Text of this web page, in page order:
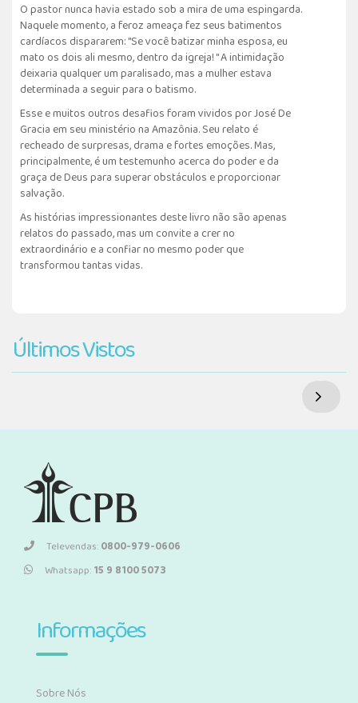
O pastor nunca havia estado sob a mira de uma espingarda.
Naquele momento, a feroz ameaça fez seus batimentos
cardíacos dispararem: "Se você batizar minha esposa, eu
mato os dois ali mesmo, dentro da igreja! " A intimidação
deixaria qualquer um paralisado, mas a mulher estava
determinada a seguir para o batismo.
Esse e muitos outros desafios foram vividos por José De
Gracia em seu ministério na Amazônia. Seu relato é
recheado de surpresas, drama e fortes emoções. Mas,
principalmente, é um testemunho acerca do poder e da
graça de Deus para superar obstáculos e proporcionar
salvação.
As histórias impressionantes deste livro não são apenas
relatos do passado, mas um convite a crer no
extraordinário e a confiar no mesmo poder que
transformou tantas vidas.
Últimos Vistos
Televendas:0800-979-0606
Whatsapp:15 9 8100 5073
Informações
Sobre Nós